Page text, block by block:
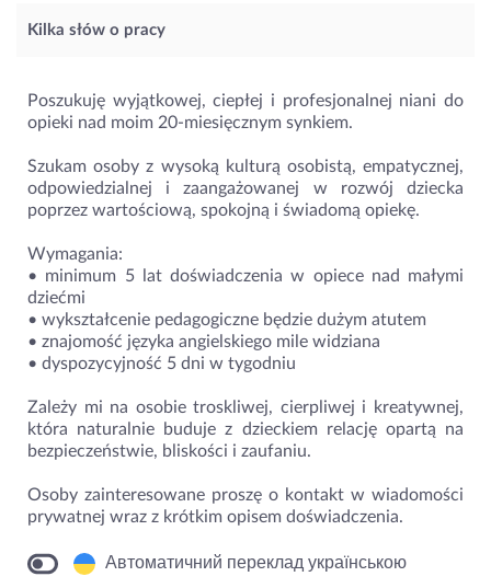
Kilka słów o pracy
Poszukuję wyjątkowej, ciepłej i profesjonalnej niani do
opieki nad moim 20-miesięcznym synkiem.
Szukam osoby z wysoką kulturą osobistą, empatycznej,
odpowiedzialnej i zaangażowanej w rozwój dziecka
poprzez wartościową, spokojną i świadomą opiekę.
Wymagania:
• minimum 5 lat doświadczenia w opiece nad małymi
dziećmi
• wykształcenie pedagogiczne będzie dużym atutem
• znajomość języka angielskiego mile widziana
• dyspozycyjność 5 dni w tygodniu
Zależy mi na osobie troskliwej, cierpliwej i kreatywnej,
która naturalnie buduje z dzieckiem relację opartą na
bezpieczeństwie, bliskości i zaufaniu.
Osoby zainteresowane proszę o kontakt w wiadomości
prywatnej wraz z krótkim opisem doświadczenia.
Автоматичний переклад українською